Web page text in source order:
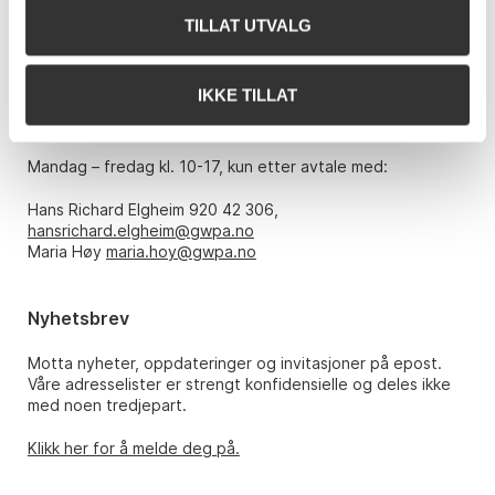
TILLAT UTVALG
IKKE TILLAT
E-post:post@gwpa.no
Åpningstider
Mandag – fredag kl. 10-17, kun etter avtale med:
Hans Richard Elgheim 920 42 306,
hansrichard.elgheim@gwpa.no
Maria Høy maria.hoy@gwpa.no
Nyhetsbrev
Motta nyheter, oppdateringer og invitasjoner på epost.
Våre adresselister er strengt konfidensielle og deles ikke
med noen tredjepart.
Klikk her for å melde deg på.